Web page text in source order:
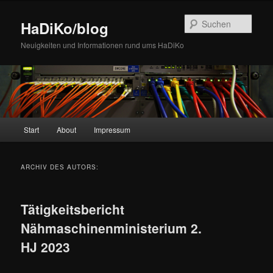
wechseln
wechseln
HaDiKo/blog
Neuigkeiten und Informationen rund ums HaDiKo
Start About Impressum
ARCHIV DES AUTORS:
Tätigkeitsbericht
Nähmaschinenministerium 2.
HJ 2023